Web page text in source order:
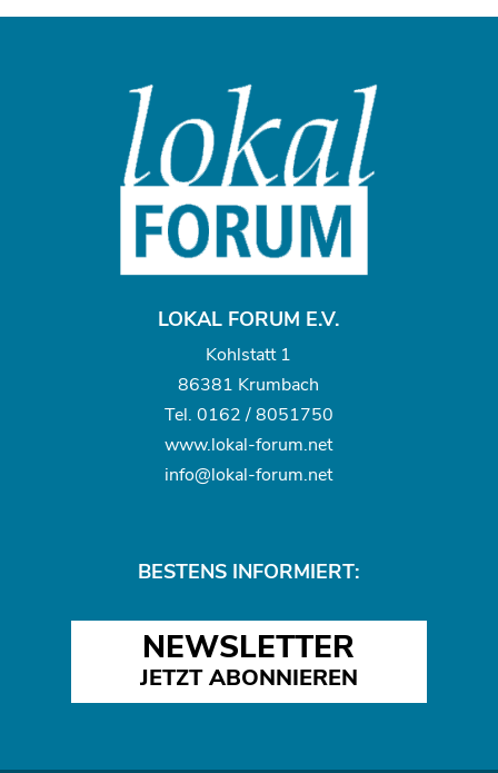
LOKAL FORUM E.V.
Kohlstatt 1
86381 Krumbach
Tel. 0162 / 8051750
www.lokal-forum.net
info@lokal-forum.net
BESTENS INFORMIERT:
NEWSLETTER
JETZT ABONNIEREN